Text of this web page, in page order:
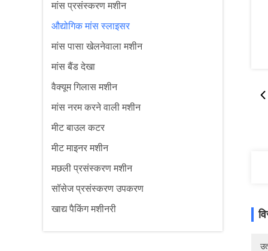
मांस प्रसंस्करण मशीन
औद्योगिक मांस स्लाइसर
मांस पासा खेलनेवाला मशीन
मांस बैंड देखा
वैक्यूम गिलास मशीन
मांस नरम करने वाली मशीन
मीट बाउल कटर
मीट माइनर मशीन
मछली प्रसंस्करण मशीन
सॉसेज प्रसंस्करण उपकरण
खाद्य पैकिंग मशीनरी